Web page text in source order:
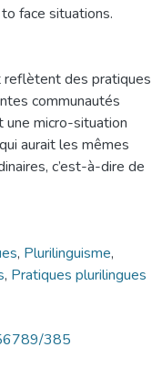
face situations.
reflètent des pratiques
communautés
une micro-situation
aurait les mêmes
c’est-à-dire de
, Plurilinguisme,
, Pratiques plurilingues
385